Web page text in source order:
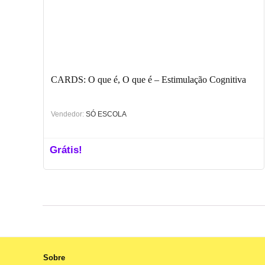
CARDS: O que é, O que é – Estimulação Cognitiva
Vendedor: SÓ ESCOLA
Grátis!
Sobre